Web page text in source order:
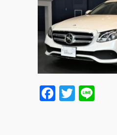
Facebook
Twitter